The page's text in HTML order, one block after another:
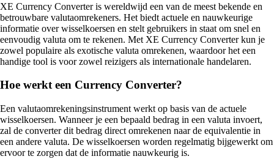
XE Currency Converter is wereldwijd een van de meest bekende en
betrouwbare valutaomrekeners. Het biedt actuele en nauwkeurige
informatie over wisselkoersen en stelt gebruikers in staat om snel en
eenvoudig valuta om te rekenen. Met XE Currency Converter kun je
zowel populaire als exotische valuta omrekenen, waardoor het een
handige tool is voor zowel reizigers als internationale handelaren.
Hoe werkt een Currency Converter?
Een valutaomrekeningsinstrument werkt op basis van de actuele
wisselkoersen. Wanneer je een bepaald bedrag in een valuta invoert,
zal de converter dit bedrag direct omrekenen naar de equivalentie in
een andere valuta. De wisselkoersen worden regelmatig bijgewerkt om
ervoor te zorgen dat de informatie nauwkeurig is.